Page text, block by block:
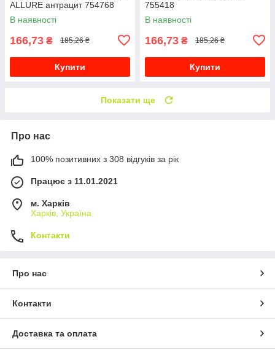
ALLURE антрацит 754768
В наявності
166,73 ₴ 185,26 ₴
Купити
755418
В наявності
166,73 ₴ 185,26 ₴
Купити
Показати ще
Про нас
100% позитивних з 308 відгуків за рік
Працює з 11.01.2021
м. Харків
Харків, Україна
Контакти
Про нас
Контакти
Доставка та оплата